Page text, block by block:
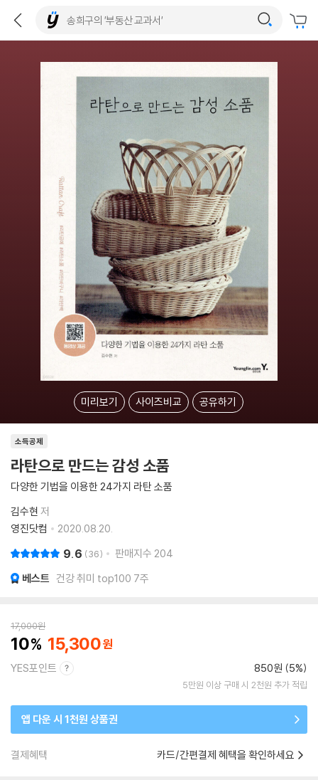
미리보기 사이즈비교 공유하기
소득공제
라탄으로 만드는 감성 소품
다양한 기법을 이용한 24가지 라탄 소품
김수현 저
영진닷컴
2020.08.20.
9.6 36 판매지수 204
베스트 건강 취미 top100 7주
17,000원
10 15,300
YES포인트 850원 (5%)
5만원 이상 구매 시 2천원 추가 적립
앱 다운 시 1천원 상품권
결제혜택 카드/간편결제 혜택을 확인하세요